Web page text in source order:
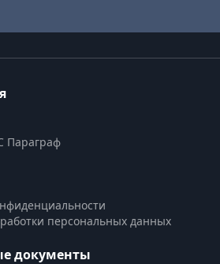
Параграф
персональных данных
документы